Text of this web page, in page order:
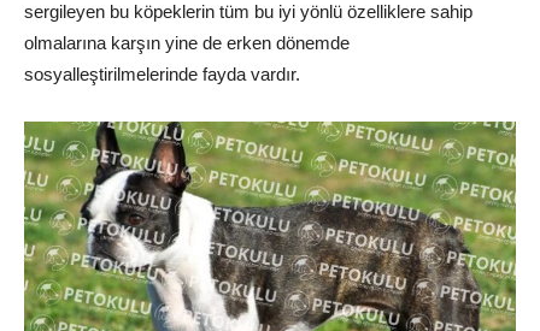
sergileyen bu köpeklerin tüm bu iyi yönlü özelliklere sahip
olmalarına karşın yine de erken dönemde
sosyalleştirilmelerinde fayda vardır.